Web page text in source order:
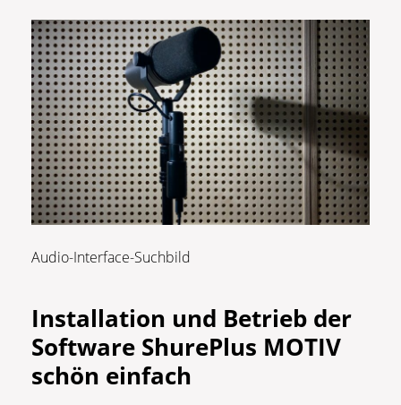
Audio-Interface-Suchbild
Installation und Betrieb der
Software ShurePlus MOTIV
schön einfach